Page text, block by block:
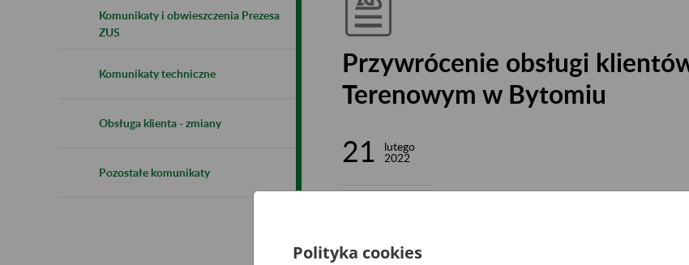
Komunikaty i obwieszczenia Prezesa
ZUS
Komunikaty techniczne
Obsługa klienta - zmiany
Pozostałe komunikaty
Przywrócenie obsługi
Terenowym w Bytomiu
21
lutego
2022
Od 21 lutego br. przywróciliśmy standardową
Bytomiu.
Polityka cookies